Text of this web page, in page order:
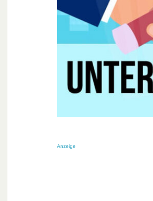
Anzeige